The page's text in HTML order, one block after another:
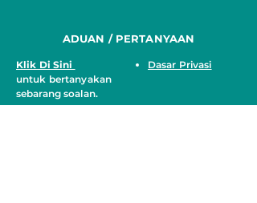
ADUAN / PERTANYAAN
Klik Di Sini
untuk bertanyakan
sebarang soalan.
Dasar Privasi